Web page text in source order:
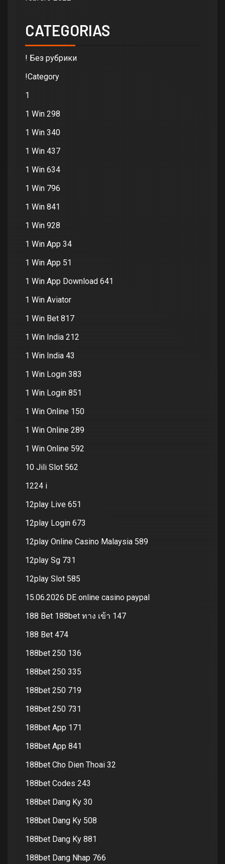
CATEGORIAS
! Без рубрики
!Category
1
1 Win 298
1 Win 340
1 Win 437
1 Win 634
1 Win 796
1 Win 841
1 Win 928
1 Win App 34
1 Win App 51
1 Win App Download 641
1 Win Aviator
1 Win Bet 817
1 Win India 212
1 Win India 43
1 Win Login 383
1 Win Login 851
1 Win Online 150
1 Win Online 289
1 Win Online 592
10 Jili Slot 562
1224 i
12play Live 651
12play Login 673
12play Online Casino Malaysia 589
12play Sg 731
12play Slot 585
15.06.2026 DE online casino paypal
188 Bet 188bet ทาง เข้า 147
188 Bet 474
188bet 250 136
188bet 250 335
188bet 250 719
188bet 250 731
188bet App 171
188bet App 841
188bet Cho Dien Thoai 32
188bet Codes 243
188bet Dang Ky 30
188bet Dang Ky 508
188bet Dang Ky 881
188bet Dang Nhap 766